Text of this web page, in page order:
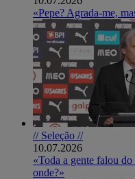
«Pepe? Agrada-me,
// Seleção //
10.07.2026
«Toda a gente falou
onde?»